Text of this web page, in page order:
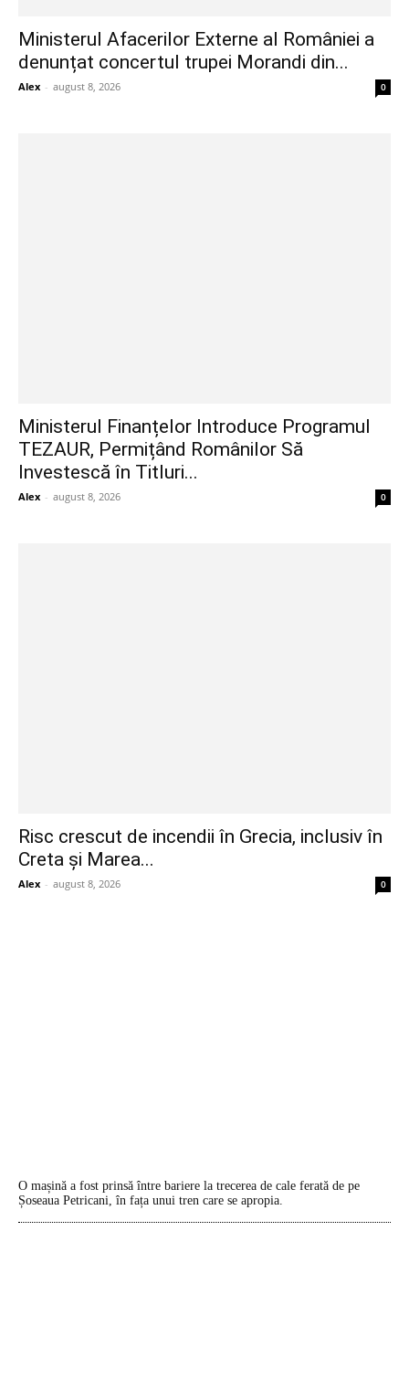
Ministerul Afacerilor Externe al României a
denunțat concertul trupei Morandi din...
Alex - august 8, 2026 0
Ministerul Finanțelor Introduce Programul
TEZAUR, Permițând Românilor Să
Investescă în Titluri...
Alex - august 8, 2026 0
Risc crescut de incendii în Grecia, inclusiv în
Creta și Marea...
Alex - august 8, 2026 0
O mașină a fost prinsă între bariere la trecerea de cale ferată de pe
Șoseaua Petricani, în fața unui tren care se apropia.